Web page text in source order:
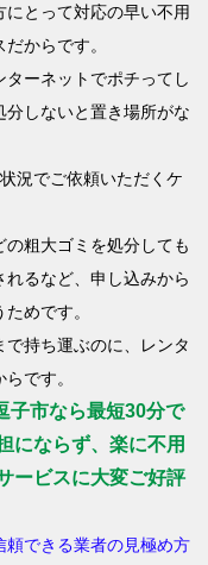
とって対応の早い不用
からです。
ーネットでポチってし
分しないと置き場所がな
況でご依頼いただくケ
粗大ゴミを処分しても
るなど、申し込みから
めです。
持ち運ぶのに、レンタ
です。
子市なら最短30分で
にならず、楽に不用
ービスに大変ご好評
頼できる業者の見極め方